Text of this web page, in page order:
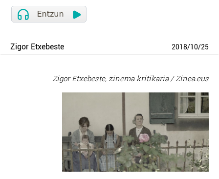
Zigor Etxebeste 2018/10/25
Zigor Etxebeste, zinema kritikaria / Zinea.eus